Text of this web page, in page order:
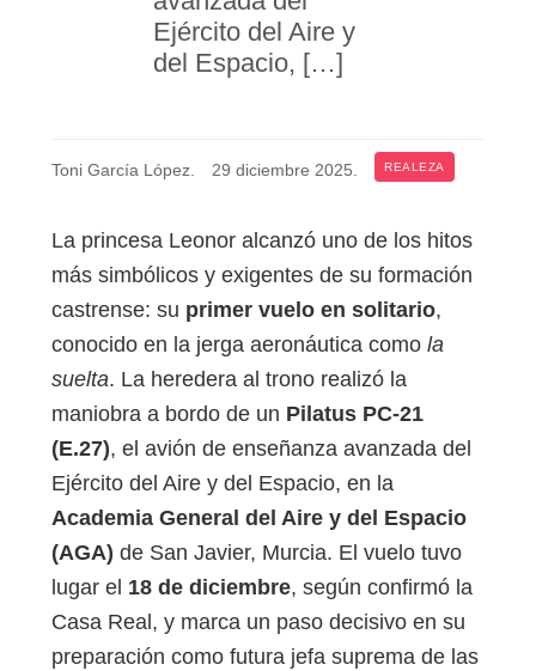
Ejército del Aire y
del Espacio, […]
Toni García López. 29 diciembre 2025. REALEZA
La princesa Leonor alcanzó uno de los hitos
más simbólicos y exigentes de su formación
castrense: su primer vuelo en solitario,
conocido en la jerga aeronáutica como la
suelta. La heredera al trono realizó la
maniobra a bordo de un Pilatus PC‑21
(E.27), el avión de enseñanza avanzada del
Ejército del Aire y del Espacio, en la
Academia General del Aire y del Espacio
(AGA) de San Javier, Murcia. El vuelo tuvo
lugar el 18 de diciembre, según confirmó la
Casa Real, y marca un paso decisivo en su
preparación como futura jefa suprema de las